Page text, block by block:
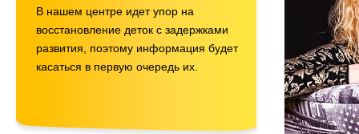
В нашем центре идет упор на
восстановление деток с задержками
развития, поэтому информация будет
касаться в первую очередь их.